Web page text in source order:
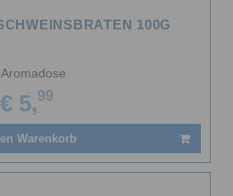
100G
Aromadose
€ 5,99
Warenkorb